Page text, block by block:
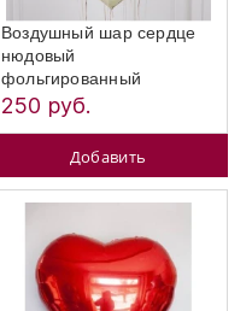
Воздушный шар сердце
нюдовый
фольгированный
250 руб.
Добавить